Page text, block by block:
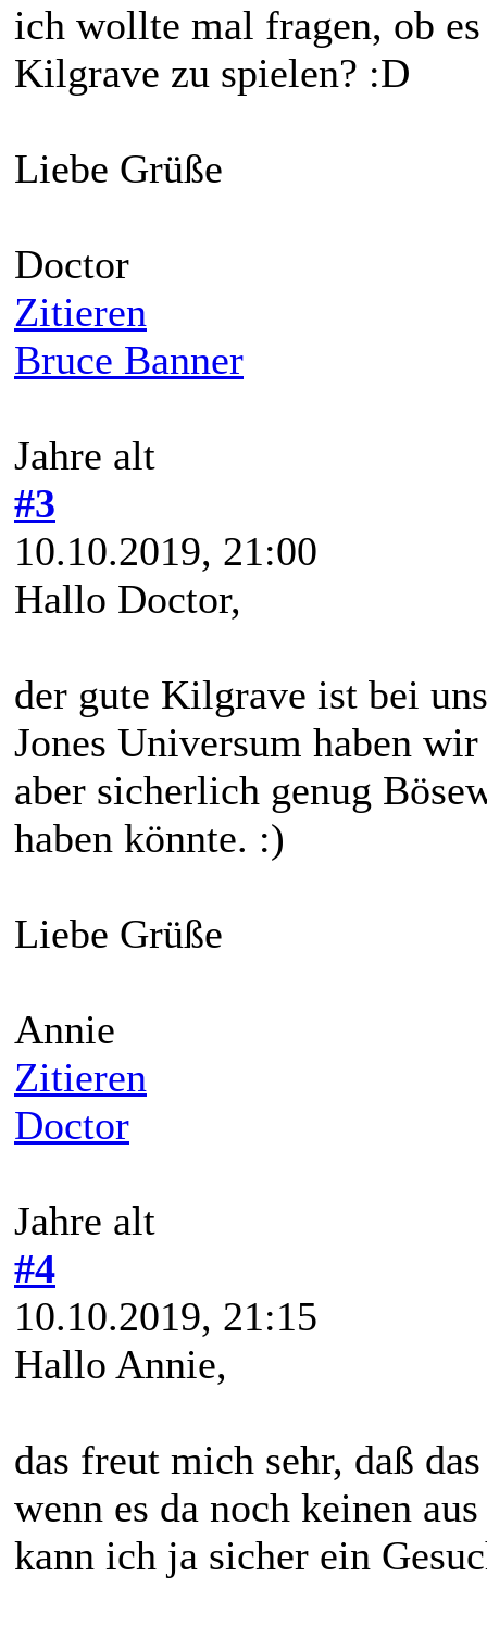
ich wollte mal fragen, ob
Kilgrave zu spielen? :D
Liebe Grüße
Doctor
Zitieren
Bruce Banner
Jahre alt
#3
10.10.2019, 21:00
Hallo Doctor,
der gute Kilgrave ist bei
Jones Universum haben
aber sicherlich genug
haben könnte. :)
Liebe Grüße
Annie
Zitieren
Doctor
Jahre alt
#4
10.10.2019, 21:15
Hallo Annie,
das freut mich sehr, daß
wenn es da noch keinen
kann ich ja sicher ein